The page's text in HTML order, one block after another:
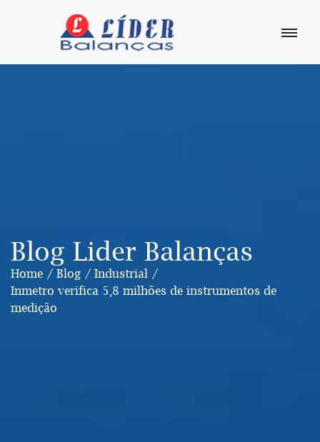
Blog Lider Balanças
Home Blog
Industrial
Inmetro verifica 5,8 milhões de instrumentos de
medição